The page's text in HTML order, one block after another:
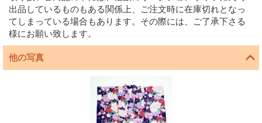
出品しているものもある関係上、ご注文時に在庫切れとなっ
てしまっている場合もあります。その際には、ご了承下さる
様にお願い致します。
他の写真